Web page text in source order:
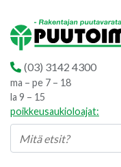
(03) 3142 4300
ma – pe 7 – 18
la 9 – 15
poikkeusaukioloajat: